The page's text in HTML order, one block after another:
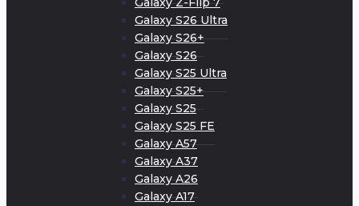
Galaxy S26 Ultra
Galaxy S26+
Galaxy S26
Galaxy S25 Ultra
Galaxy S25+
Galaxy S25
Galaxy S25 FE
Galaxy A57
Galaxy A37
Galaxy A26
Galaxy A17